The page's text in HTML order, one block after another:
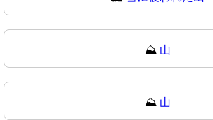
⛰️ 山
⛰ 山